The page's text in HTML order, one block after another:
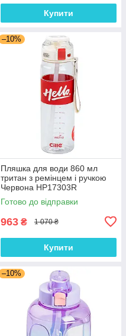
Купити
–10%
Пляшка для води 860 мл
тритан з ремінцем і ручкою
Червона HP17303R
Готово до відправки
963 ₴ 1 070 ₴
Купити
–10%